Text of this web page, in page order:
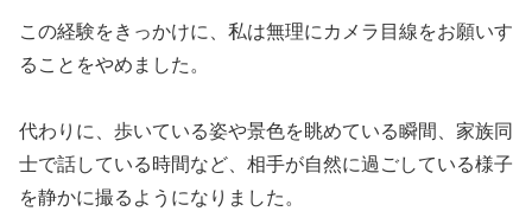
この経験をきっかけに、私は無理にカメラ目線をお願いす
ることをやめました。
代わりに、歩いている姿や景色を眺めている瞬間、家族同
士で話している時間など、相手が自然に過ごしている様子
を静かに撮るようになりました。